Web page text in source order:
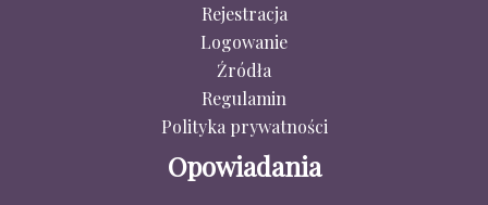
Rejestracja
Logowanie
Źródła
Regulamin
Polityka prywatności
Opowiadania